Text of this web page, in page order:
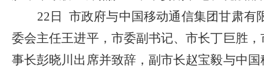
22日 市政府与中国移动通信集团甘肃有
委会主任王进平，市委副书记、市长丁巨胜
事长彭晓川出席并致辞，副市长赵宝毅与中